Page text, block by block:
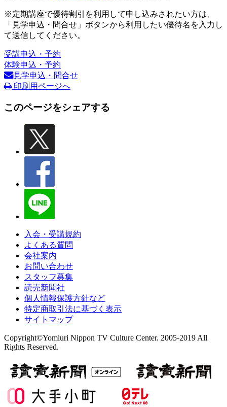
※定期講座で優待割引を利用して申し込みされたい方は、
「見学申込・問合せ」ボタンから利用したい優待名を入力し
て送信してください。
受講申込・予約
体験申込・予約
見学申込・問合せ
印刷用ページへ
このページをシェアする
入会・受講規約
よくある質問
会社案内
お問い合わせ
スタッフ募集
読売新聞社
個人情報保護方針など
特定商取引法に基づく表示
サイトマップ
Copyright©Yomiuri Nippon TV Culture Center. 2005-2019 All
Rights Reserved.